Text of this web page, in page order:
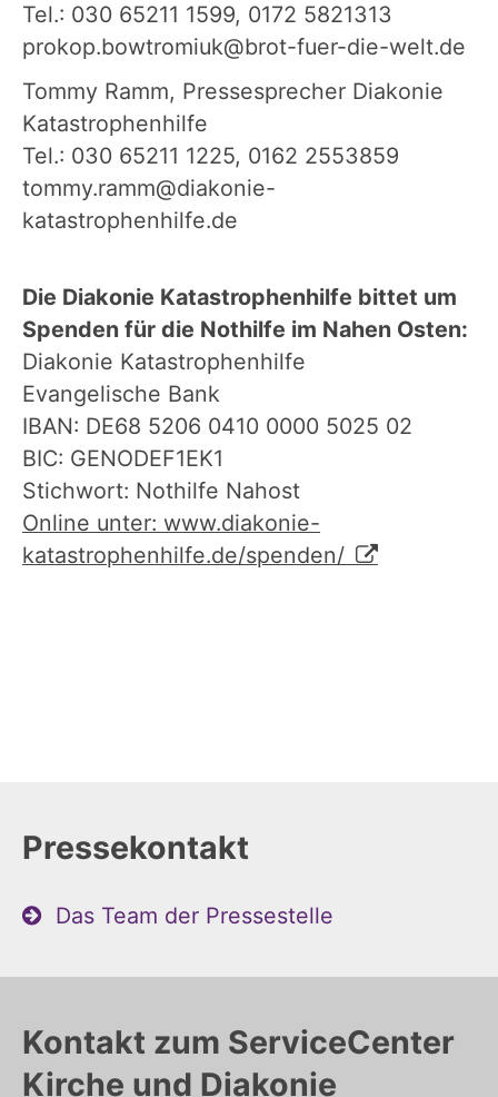
Tel.: 030 65211 1599, 0172 5821313
prokop.bowtromiuk@brot-fuer-die-welt.de
Tommy Ramm, Pressesprecher Diakonie
Katastrophenhilfe
Tel.: 030 65211 1225, 0162 2553859
tommy.ramm@diakonie-
katastrophenhilfe.de
Die Diakonie Katastrophenhilfe bittet um
Spenden für die Nothilfe im Nahen Osten:
Diakonie Katastrophenhilfe
Evangelische Bank
IBAN: DE68 5206 0410 0000 5025 02
BIC: GENODEF1EK1
Stichwort: Nothilfe Nahost
Online unter: www.diakonie-
katastrophenhilfe.de/spenden/
Pressekontakt
Das Team der Pressestelle
Kontakt zum ServiceCenter
Kirche und Diakonie